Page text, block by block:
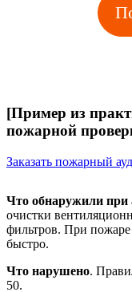
[Пример из
пожарной
Заказать пожарный
Что обнаружили при
очистки
фильтров. При пожаре
быстро.
Что нарушено.
50.